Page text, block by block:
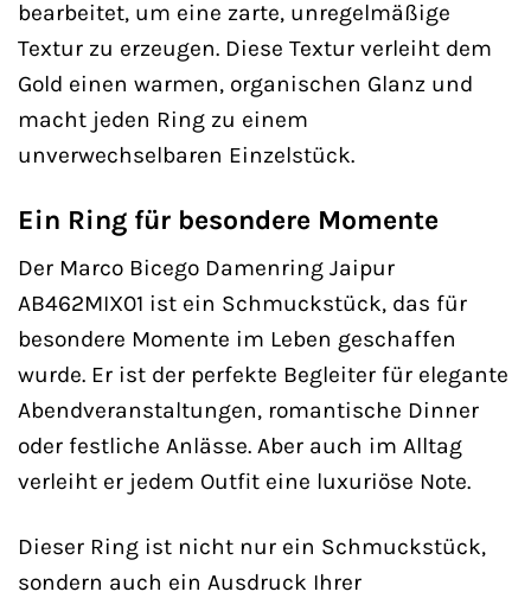
bearbeitet, um eine zarte, unregelmäßige
Textur zu erzeugen. Diese Textur verleiht dem
Gold einen warmen, organischen Glanz und
macht jeden Ring zu einem
unverwechselbaren Einzelstück.
Ein Ring für besondere Momente
Der Marco Bicego Damenring Jaipur
AB462MIX01 ist ein Schmuckstück, das für
besondere Momente im Leben geschaffen
wurde. Er ist der perfekte Begleiter für elegante
Abendveranstaltungen, romantische Dinner
oder festliche Anlässe. Aber auch im Alltag
verleiht er jedem Outfit eine luxuriöse Note.
Dieser Ring ist nicht nur ein Schmuckstück,
sondern auch ein Ausdruck Ihrer